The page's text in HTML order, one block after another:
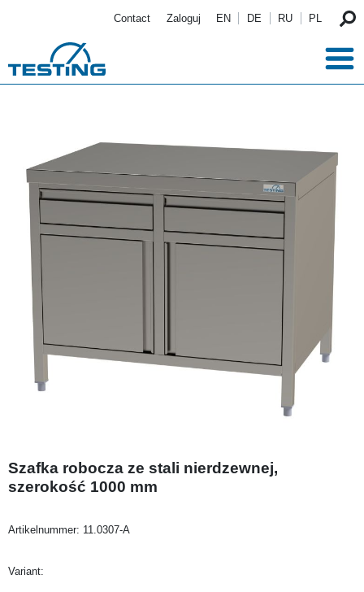
Contact Zaloguj EN DE RU PL
Szafka robocza ze stali nierdzewnej,
szerokość 1000 mm
Artikelnummer: 11.0307-A
Variant: